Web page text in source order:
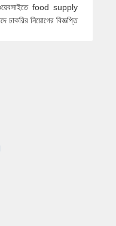
food supply
নিয়োগের বিজ্ঞপ্তি